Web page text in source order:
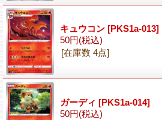
キュウコン [PKS1a-013]
50円(税込)
[在庫数 4点]
ガーディ [PKS1a-014]
50円(税込)